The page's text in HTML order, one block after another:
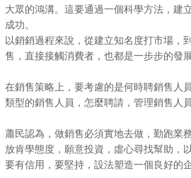
大眾的鴻溝。這要通過一個科學方法，建
成功。
以銷銷過程來說，從建立知名度打市場，
售，直接接觸消費者，也都是一步步的發展
在銷售策略上，要考慮的是何時聘銷售人
類型的銷售人員，怎麼聘請，管理銷售人員
蕭民認為，做銷售必須實地去做，勤跑業
放肯學態度，願意投資，虛心尋找幫助，
要有信用，要堅持，設法塑造一個良好的企